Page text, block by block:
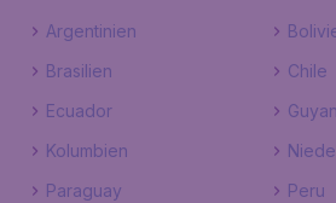
Argentinien
Brasilien
Chile
Ecuador
Kolumbien
Paraguay
Peru